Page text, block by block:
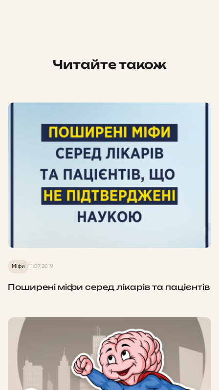
Читайте також
Міфи 11.07.2019
Поширені міфи серед лікарів та пацієнтів